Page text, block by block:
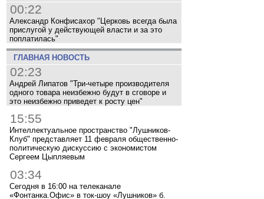
00:22
Александр Конфисахор "Церковь всегда была
прислугой у действующей власти и за это
поплатилась"
ГЛАВНАЯ НОВОСТЬ
02:23
Андрей Липатов "Три-четыре производителя
одного товара неизбежно будут в сговоре и
это неизбежно приведет к росту цен"
15:55
Интеллектуальное пространство "Лушников-
Клуб" представляет 11 февраля общественно-
политическую дискуссию с экономистом
Сергеем Цыпляевым
03:34
Сегодня в 16:00 на телеканале
«Фонтанка.Офис» в ток-шоу «Лушников» б.